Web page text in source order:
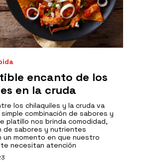
encanto de los
en la cruda
los chilaquiles y la cruda va
simple combinación de sabores y
platillo nos brinda comodidad,
de sabores y nutrientes
un momento en que nuestro
necesitan atención